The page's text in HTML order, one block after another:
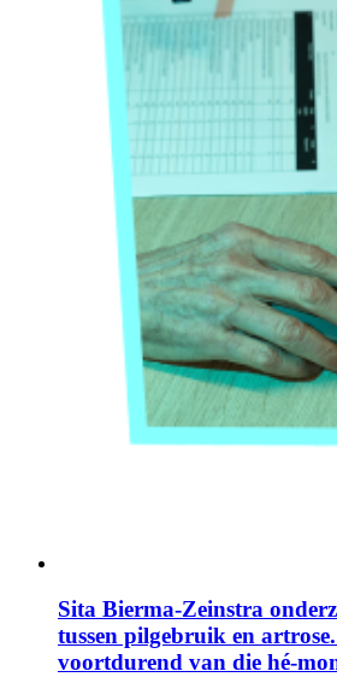
Sita Bierma-Zeinstra
tussen pilgebruik en
voortdurend van die hé-